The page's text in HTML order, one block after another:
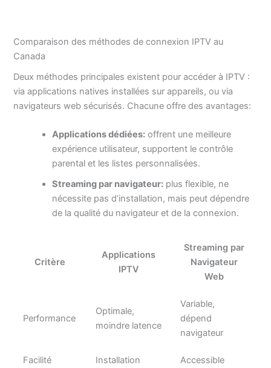
Comparaison des méthodes de connexion IPTV au
Canada
Deux méthodes principales existent pour accéder à IPTV :
via applications natives installées sur appareils, ou via
navigateurs web sécurisés. Chacune offre des avantages:
Applications dédiées: offrent une meilleure
expérience utilisateur, supportent le contrôle
parental et les listes personnalisées.
Streaming par navigateur: plus flexible, ne
nécessite pas d’installation, mais peut dépendre
de la qualité du navigateur et de la connexion.
Critère
Applications
IPTV
Streaming par
Navigateur
Web
Performance
Optimale,
moindre latence
Variable,
dépend
navigateur
Facilité
Installation
Accessible